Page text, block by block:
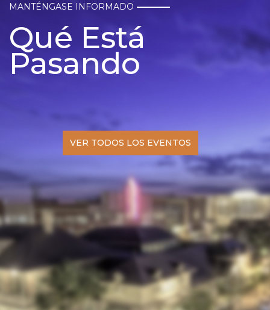
MANTÉNGASE INFORMADO
Qué Está
Pasando
VER TODOS LOS EVENTOS